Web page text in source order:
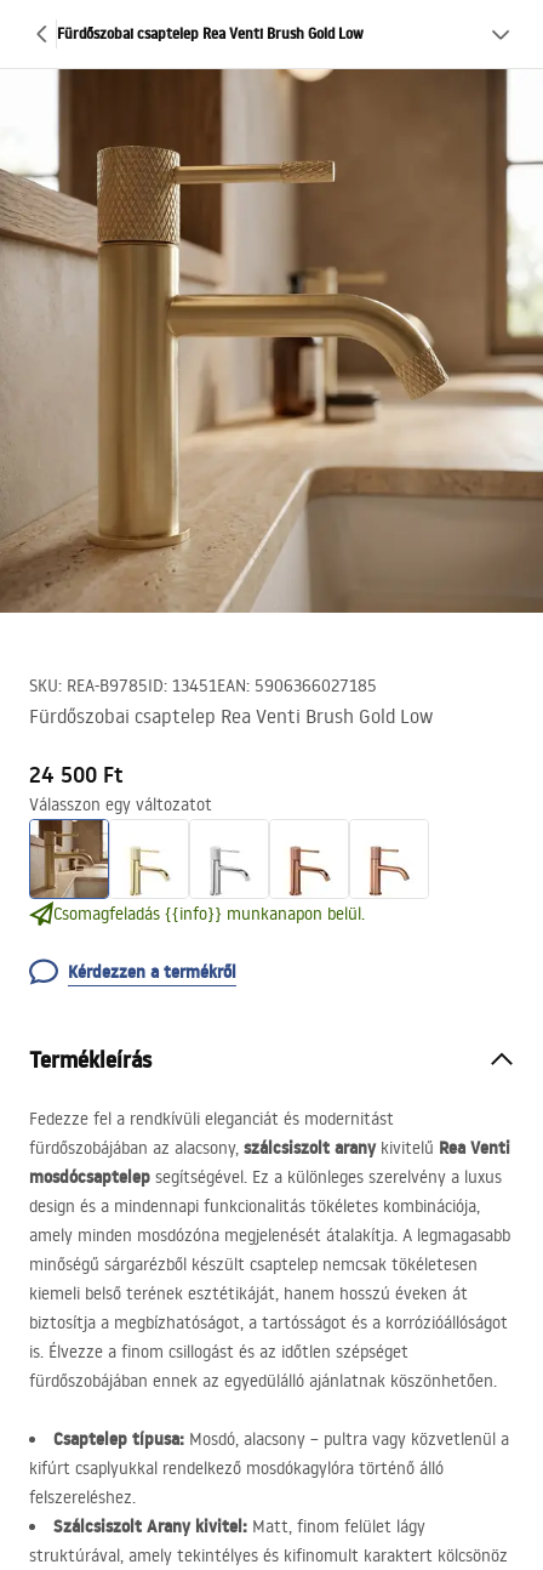
Fürdőszobai csaptelep Rea Venti Brush Gold Low
SKU: REA-B9785ID: 13451EAN: 5906366027185
Fürdőszobai csaptelep Rea Venti Brush Gold Low
24 500 Ft
Válasszon egy változatot
Csomagfeladás {{info}} munkanapon belül.
Kérdezzen a termékről
Termékleírás
Fedezze fel a rendkívüli eleganciát és modernitást
fürdőszobájában az alacsony, szálcsiszolt aranykivitelű Rea Venti
mosdócsaptelep segítségével. Ez a különleges szerelvény a luxus
design és a mindennapi funkcionalitás tökéletes kombinációja,
amely minden mosdózóna megjelenését átalakítja. A legmagasabb
minőségű sárgarézből készült csaptelep nemcsak tökéletesen
kiemeli belső terének esztétikáját, hanem hosszú éveken át
biztosítja a megbízhatóságot, a tartósságot és a korrózióállóságot
is. Élvezze a finom csillogást és az időtlen szépséget
fürdőszobájában ennek az egyedülálló ajánlatnak köszönhetően.
Csaptelep típusa: Mosdó, alacsony – pultra vagy közvetlenül a
kifúrt csaplyukkal rendelkező mosdókagylóra történő álló
felszereléshez.
Szálcsiszolt Arany kivitel: Matt, finom felület lágy
struktúrával, amely tekintélyes és kifinomult karaktert kölcsönöz